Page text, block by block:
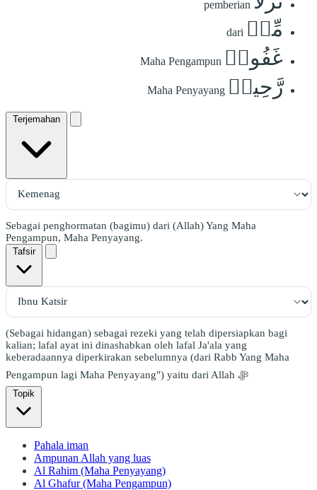
pemberian
مِّنۡ dari
غَفُورٖ Maha Pengampun
رَّحِيمٖ Maha Penyayang
Terjemahan
Sebagai penghormatan (bagimu) dari (Allah) Yang Maha
Pengampun, Maha Penyayang.
Tafsir
(Sebagai hidangan) sebagai rezeki yang telah dipersiapkan bagi
kalian; lafal ayat ini dinashabkan oleh lafal Ja'ala yang
keberadaannya diperkirakan sebelumnya (dari Rabb Yang Maha
Pengampun lagi Maha Penyayang") yaitu dari Allah ﷻ
Topik
Pahala iman
Ampunan Allah yang luas
Al Rahim (Maha Penyayang)
Al Ghafur (Maha Pengampun)